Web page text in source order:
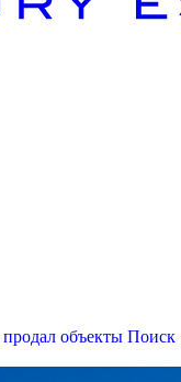
продал объекты Поиск